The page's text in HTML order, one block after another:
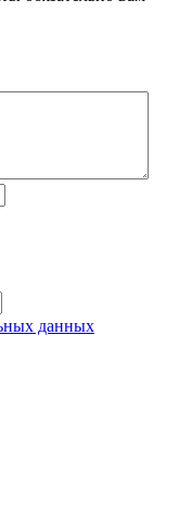
данных